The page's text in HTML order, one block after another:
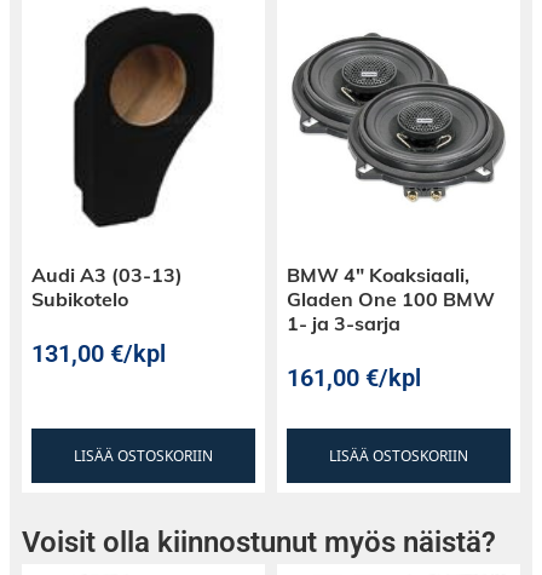
Audi A3 (03-13)
Subikotelo
131,00€/kpl
LISÄÄ OSTOSKORIIN
BMW 4″ Koaksiaali,
Gladen One 100 BMW
1- ja 3-sarja
161,00€/kpl
LISÄÄ OSTOSKORIIN
Voisit olla kiinnostunut myös näistä?